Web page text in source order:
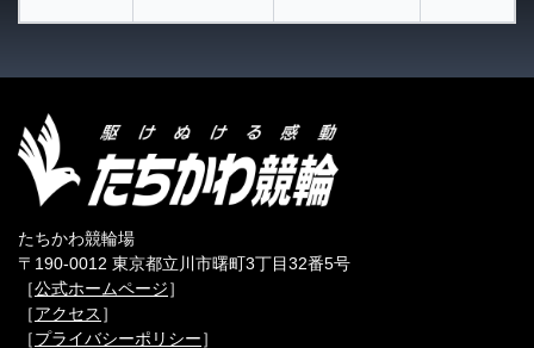
たちかわ競輪場
〒190-0012 東京都立川市曙町3丁目32番5号
［公式ホームページ］
［アクセス ］
［プライバシーポリシー］